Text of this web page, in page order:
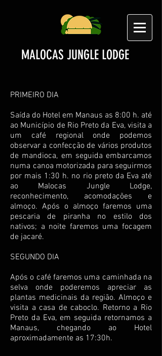
MALOCAS JUNGLE LODGE
PRIMEIRO DIA
Saída do Hotel em Manaus as 8:00 h. até
ao Município de Rio Preto da Eva, visita a
um café regional onde podemos
observar a confecção de vários produtos
de mandioca, em seguida embarcamos
numa canoa motorizada para seguirmos
por mais 1:30 h. no rio preto da Eva até
ao Malocas Jungle Lodge,
reconhecimento, acomodações e
almoço. Após o almoço faremos uma
pescaria de piranha no estilo dos
nativos; a noite faremos uma focagem
de jacaré.
SEGUNDO DIA
Após o café faremos uma caminhada na
selva onde poderemos apreciar as
plantas medicinais da região. Almoço e
visita a casa de caboclo. Retorno a Rio
Preto da Eva, em seguida retornamos a
Manaus, chegando ao Hotel
aproximadamente as 17:30h.